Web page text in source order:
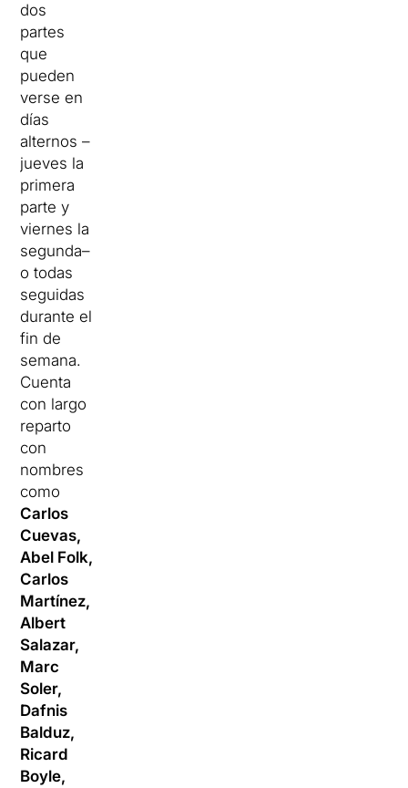
dos
partes
que
pueden
verse en
días
alternos –
jueves la
primera
parte y
viernes la
segunda–
o todas
seguidas
durante el
fin de
semana.
Cuenta
con largo
reparto
con
nombres
como
Carlos
Cuevas,
Abel Folk,
Carlos
Martínez,
Albert
Salazar,
Marc
Soler,
Dafnis
Balduz,
Ricard
Boyle,